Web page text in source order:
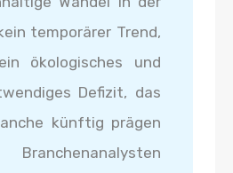
temporärer Trend,
ökologisches und
Defizit, das
künftig prägen